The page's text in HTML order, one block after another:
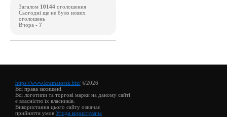
Загалом 10144 оголошення
Сьогодні ще не було нових
оголошень
Вчора - 7
https://www.kramatorsk.biz/ ©2026
Всі права захищені.
Всі логотипи та торгові марки на даному сайті
є власністю їх власників.
Використання цього сайту означає
прийняття умов Угода користувача